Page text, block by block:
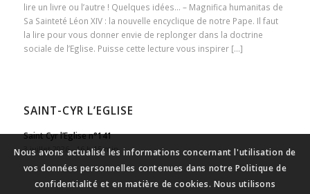
lire un livre ou l’autre ! Quelques idées… – Magnifica humanitas de
Sa Sainteté Léon XIV : la nouvelle encyclique de notre Pape. Il faut
la lire pour vous donner envie de replonger dans la doctrine
sociale de l’Eglise. Puisse cette lecture vous inspirer […]
SAINT-CYR L’EGLISE
Saint Cyr l’Eglise n°141
3 juillet 2026 - 16 h 15 min
Nous avons actualisé les informations concernant l'utilisation de
vos données personnelles contenues dans notre Politique de
confidentialité et en matière de cookies. Nous utilisons